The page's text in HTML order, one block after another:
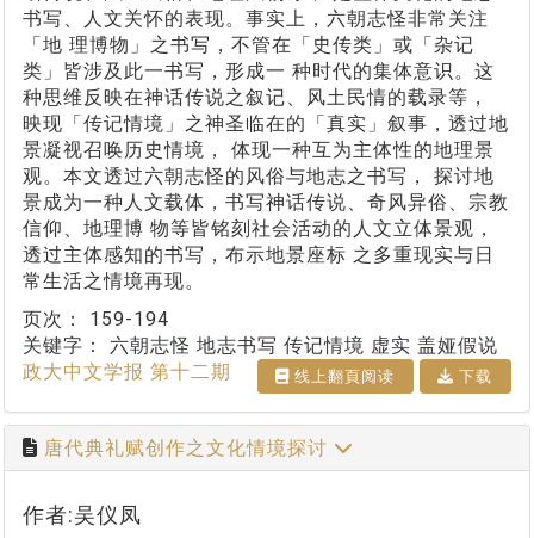
书写、人文关怀的表现。事实上，六朝志怪非常关注
「地 理博物」之书写，不管在「史传类」或「杂记
类」皆涉及此一书写，形成一 种时代的集体意识。这
种思维反映在神话传说之叙记、风土民情的载录等，
映现「传记情境」之神圣临在的「真实」叙事，透过地
景凝视召唤历史情境， 体现一种互为主体性的地理景
观。本文透过六朝志怪的风俗与地志之书写， 探讨地
景成为一种人文载体，书写神话传说、奇风异俗、宗教
信仰、地理博 物等皆铭刻社会活动的人文立体景观，
透过主体感知的书写，布示地景座标 之多重现实与日
常生活之情境再现。
页次： 159-194
关键字： 六朝志怪 地志书写 传记情境 虚实 盖娅假说
政大中文学报 第十二期
线上翻⾴阅读 下载
唐代典礼赋创作之文化情境探讨
作者:吴仪凤